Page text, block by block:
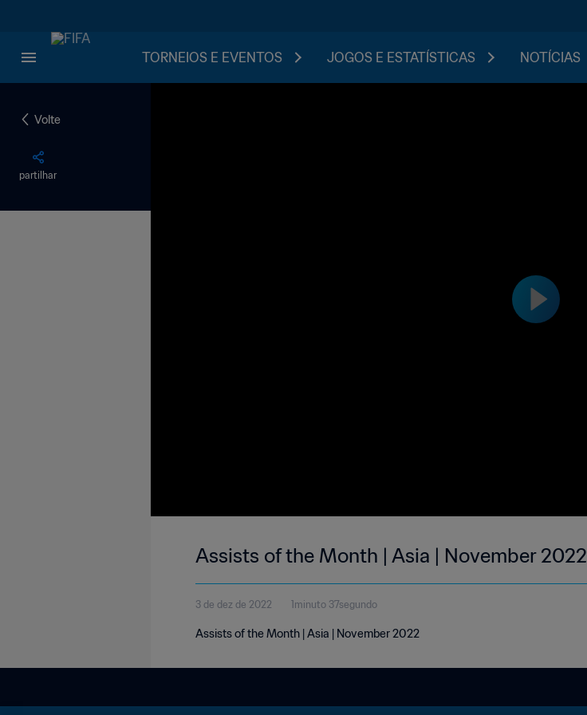
TORNEIOS E EVENTOS JOGOS E ESTATÍSTICAS NOTÍCIAS
Volte
partilhar
Assists of the Month | Asia | November 2022
3 de dez de 2022 1minuto 37segundo
Assists of the Month | Asia | November 2022